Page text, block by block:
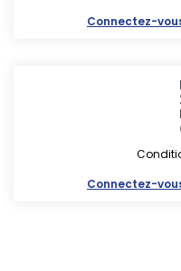
Connectez-
Connectez-